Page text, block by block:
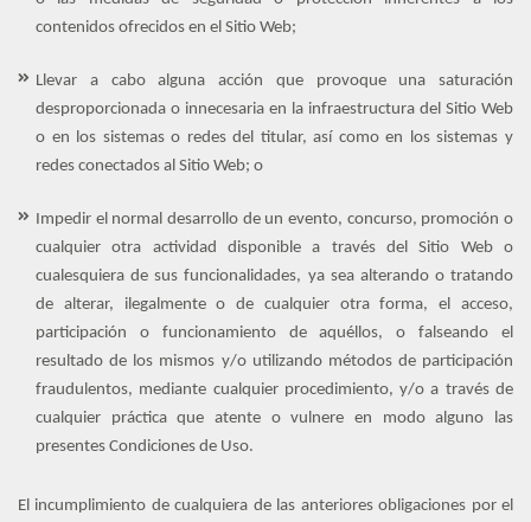
contenidos ofrecidos en el Sitio Web;
Llevar a cabo alguna acción que provoque una saturación
desproporcionada o innecesaria en la infraestructura del Sitio Web
o en los sistemas o redes del titular, así como en los sistemas y
redes conectados al Sitio Web; o
Impedir el normal desarrollo de un evento, concurso, promoción o
cualquier otra actividad disponible a través del Sitio Web o
cualesquiera de sus funcionalidades, ya sea alterando o tratando
de alterar, ilegalmente o de cualquier otra forma, el acceso,
participación o funcionamiento de aquéllos, o falseando el
resultado de los mismos y/o utilizando métodos de participación
fraudulentos, mediante cualquier procedimiento, y/o a través de
cualquier práctica que atente o vulnere en modo alguno las
presentes Condiciones de Uso.
El incumplimiento de cualquiera de las anteriores obligaciones por el